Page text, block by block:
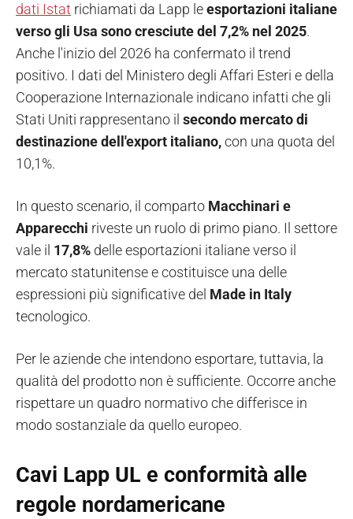
dati Istat richiamati da Lapp leesportazioni italiane
verso gli Usa sono cresciute del 7,2% nel 2025.
Anche l'inizio del 2026 ha confermato il trend
positivo. I dati del Ministero degli Affari Esteri e della
Cooperazione Internazionale indicano infatti che gli
Stati Uniti rappresentano il secondo mercato di
destinazione dell'export italiano,con una quota del
10,1%.
In questo scenario, il comparto Macchinari e
Apparecchi riveste un ruolo di primo piano. Il settore
vale il 17,8% delle esportazioni italiane verso il
mercato statunitense e costituisce una delle
espressioni più significative del Made in Italy
tecnologico.
Per le aziende che intendono esportare, tuttavia, la
qualità del prodotto non è sufficiente. Occorre anche
rispettare un quadro normativo che differisce in
modo sostanziale da quello europeo.
Cavi Lapp UL e conformità alle
regole nordamericane